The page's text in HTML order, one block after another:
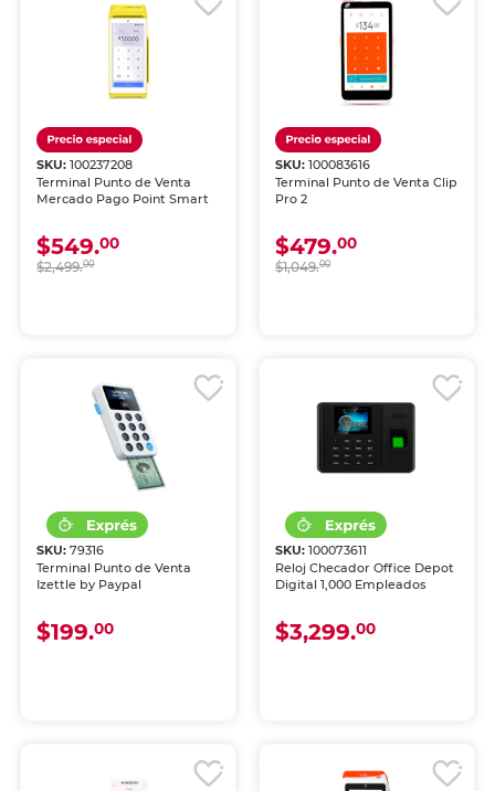
SKU:100237208
Terminal Punto de Venta
Mercado Pago Point Smart
$549.00
$2,499.00
SKU: 100083616
Terminal Punto de Venta Clip
Pro 2
$479.00
$1,049.00
SKU:79316
Terminal Punto de Venta
Izettle by Paypal
$199.00
SKU: 100073611
Reloj Checador Office Depot
Digital 1,000 Empleados
$3,299.00